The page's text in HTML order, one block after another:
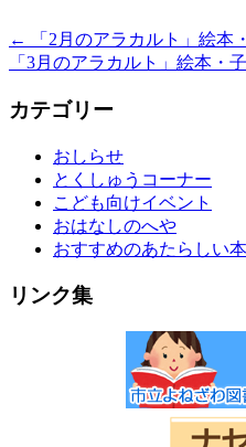
←
「2月のアラカルト」絵本
「3月のアラカルト」絵本・
カテゴリー
おしらせ
とくしゅうコーナー
こども向けイベント
おはなしのへや
おすすめのあたらしい本
リンク集